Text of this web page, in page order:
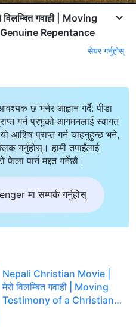
गवाही | Moving
Repentance
सेयर गर्नुहोस्
छ भनेर आह्वान गर्दै: पीडा
गर्न प्रभुको आगमनलाई स्वागत
आशिष प्राप्त गर्न चाहनुहुन्छ भने,
गर्नुहोस्। हामी तपाईंलाई
पार्न मद्दत गर्नेछौं।
मा सम्पर्क गर्नुहोस्
Nepali Christian Movie |
मेरो विलम्बित गवाही | Moving
Testimony of a Christian's